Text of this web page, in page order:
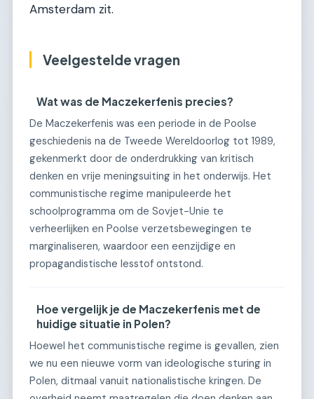
Amsterdam zit.
Veelgestelde vragen
Wat was de Maczekerfenis precies?
De Maczekerfenis was een periode in de Poolse
geschiedenis na de Tweede Wereldoorlog tot 1989,
gekenmerkt door de onderdrukking van kritisch
denken en vrije meningsuiting in het onderwijs. Het
communistische regime manipuleerde het
schoolprogramma om de Sovjet-Unie te
verheerlijken en Poolse verzetsbewegingen te
marginaliseren, waardoor een eenzijdige en
propagandistische lesstof ontstond.
Hoe vergelijk je de Maczekerfenis met de
huidige situatie in Polen?
Hoewel het communistische regime is gevallen, zien
we nu een nieuwe vorm van ideologische sturing in
Polen, ditmaal vanuit nationalistische kringen. De